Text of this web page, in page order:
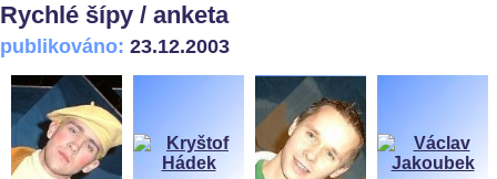
Rychlé šípy / anketa
publikováno: 23.12.2003